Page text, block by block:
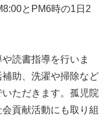
とPM6時の1日2
読書指導を行いま
助、洗濯や掃除など
ただきます。孤児院
貢献活動にも取り組